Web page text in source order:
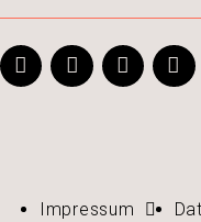
Impressum